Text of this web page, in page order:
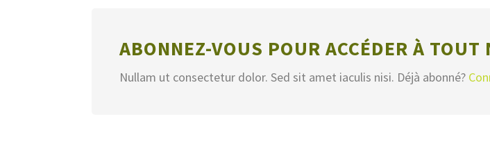
ABONNEZ-VOUS POUR ACCÉDER À TOUT
Nullam ut consectetur dolor. Sed sit amet iaculis nisi. Déjà abonné?